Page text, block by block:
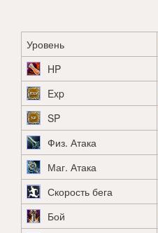
Уровень
HP
Exp
SP
Физ. Атака
Маг. Атака
Скорость бега
Бой